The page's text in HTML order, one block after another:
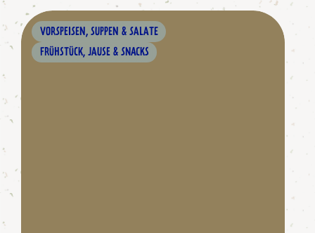
VORSPEISEN, SUPPEN & SALATE
FRÜHSTÜCK, JAUSE & SNACKS